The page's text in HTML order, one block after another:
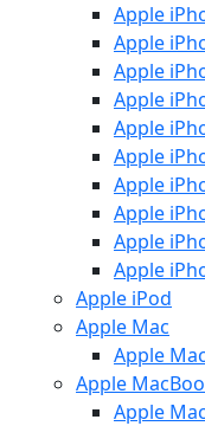
Apple
Apple
Apple
Apple
Apple
Apple
Apple
Apple
Apple
Apple
Apple iPod
Apple Mac
Apple
Apple
Apple